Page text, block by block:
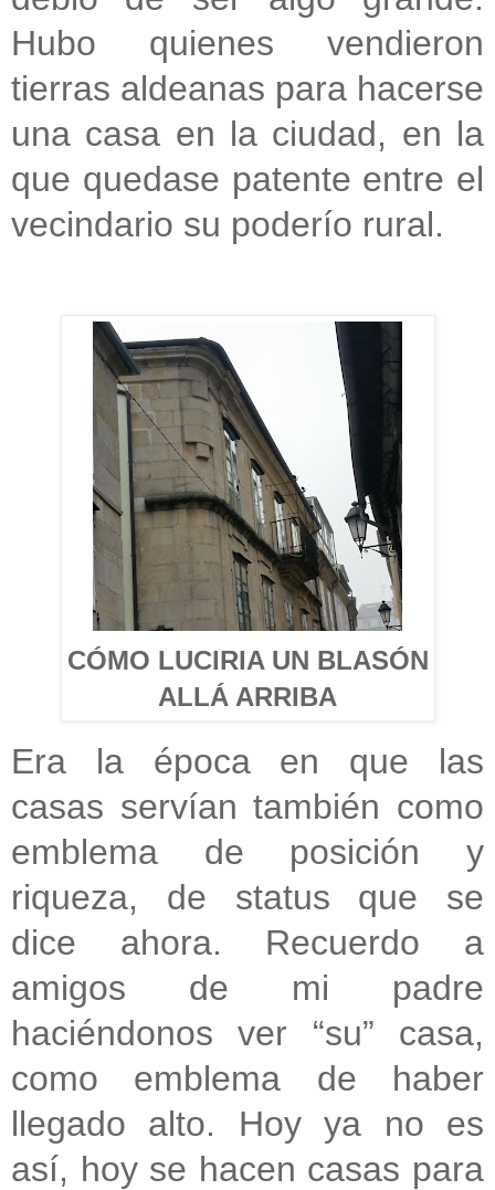
Hubo quienes vendieron
tierras aldeanas para hacerse
una casa en la ciudad, en la
que quedase patente entre el
vecindario su poderío rural.
CÓMO LUCIRIA UN BLASÓN
ALLÁ ARRIBA
Era la época en que las
casas servían también como
emblema de posición y
riqueza, de status que se
dice ahora. Recuerdo a
amigos de mi padre
haciéndonos ver “su” casa,
como emblema de haber
llegado alto. Hoy ya no es
así, hoy se hacen casas para